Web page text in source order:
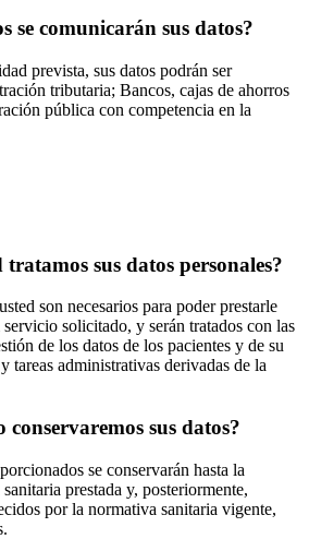
se comunicarán sus datos?
prevista, sus datos podrán ser
tributaria; Bancos, cajas de ahorros
pública con competencia en la
sus datos personales?
son necesarios para poder prestarle
solicitado, y serán tratados con las
de los datos de los pacientes y de su
tareas administrativas derivadas de la
sus datos?
se conservarán hasta la
prestada y, posteriormente,
por la normativa sanitaria vigente,